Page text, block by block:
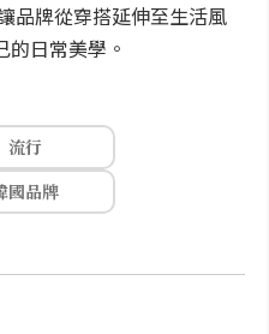
品牌從穿搭延伸至生活風
日常美學。
流行
國品牌